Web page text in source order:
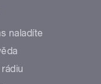
naladíte